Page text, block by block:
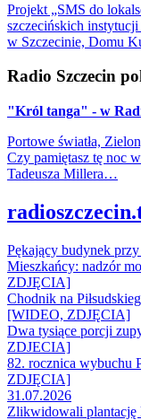
Projekt „SMS do
szczecińskich
w Szczecinie, Domu
Radio Szczecin
"Król tanga" - w
Portowe światła,
Czy pamiętasz tę noc
Tadeusza Millera…
Pękający budynek
Mieszkańcy: nadzór
ZDJĘCIA]
Chodnik na
[WIDEO, ZDJĘCIA]
Dwa tysiące porcji
ZDJECIA]
82. rocznica wybuchu
ZDJĘCIA]
31.07.2026
Zlikwidowali plantację